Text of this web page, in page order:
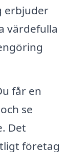
erbjuder
värdefulla
får en
se
Det
företag